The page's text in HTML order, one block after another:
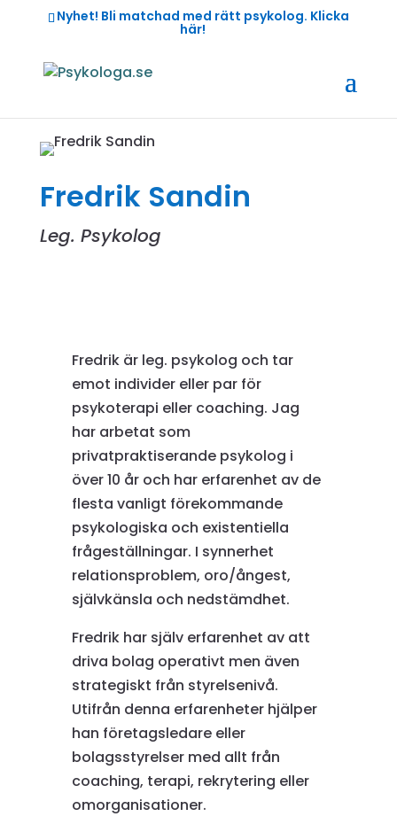
Nyhet! Bli matchad med rätt psykolog. Klicka
här!
Fredrik Sandin
Leg. Psykolog
Fredrik är leg. psykolog och tar
emot individer eller par för
psykoterapi eller coaching. Jag
har arbetat som
privatpraktiserande psykolog i
över 10 år och har erfarenhet av de
flesta vanligt förekommande
psykologiska och existentiella
frågeställningar. I synnerhet
relationsproblem, oro/ångest,
självkänsla och nedstämdhet.
Fredrik har själv erfarenhet av att
driva bolag operativt men även
strategiskt från styrelsenivå.
Utifrån denna erfarenheter hjälper
han företagsledare eller
bolagsstyrelser med allt från
coaching, terapi, rekrytering eller
omorganisationer.